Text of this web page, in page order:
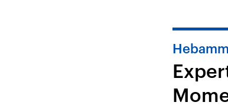
Landtagswahl Sachsen-
Anhalt 2026